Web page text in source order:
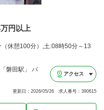
円以上
休憩100分）,土:08時50分～13
磐田駅」 バ
アクセス
更新日：2026/05/26 求人番号：390615